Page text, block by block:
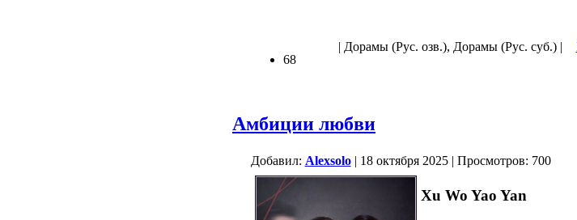
68
| Дорамы (Рус. озв.), Дорамы (Рус. суб.) |
Амбиции любви
Добавил: Alexsolo| 18 октября 2025 | Просмотров: 700
Xu Wo Yao Yan